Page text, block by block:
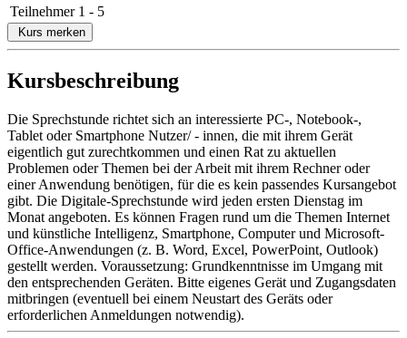
Teilnehmer 1 - 5
Kurs merken
Kursbeschreibung
Die Sprechstunde richtet sich an interessierte PC-, Notebook-,
Tablet oder Smartphone Nutzer/ - innen, die mit ihrem Gerät
eigentlich gut zurechtkommen und einen Rat zu aktuellen
Problemen oder Themen bei der Arbeit mit ihrem Rechner oder
einer Anwendung benötigen, für die es kein passendes Kursangebot
gibt. Die Digitale-Sprechstunde wird jeden ersten Dienstag im
Monat angeboten. Es können Fragen rund um die Themen Internet
und künstliche Intelligenz, Smartphone, Computer und Microsoft-
Office-Anwendungen (z. B. Word, Excel, PowerPoint, Outlook)
gestellt werden. Voraussetzung: Grundkenntnisse im Umgang mit
den entsprechenden Geräten. Bitte eigenes Gerät und Zugangsdaten
mitbringen (eventuell bei einem Neustart des Geräts oder
erforderlichen Anmeldungen notwendig).